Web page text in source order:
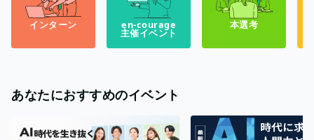
インターン en-courage
主催イベント
本選考
あなたにおすすめのイベント